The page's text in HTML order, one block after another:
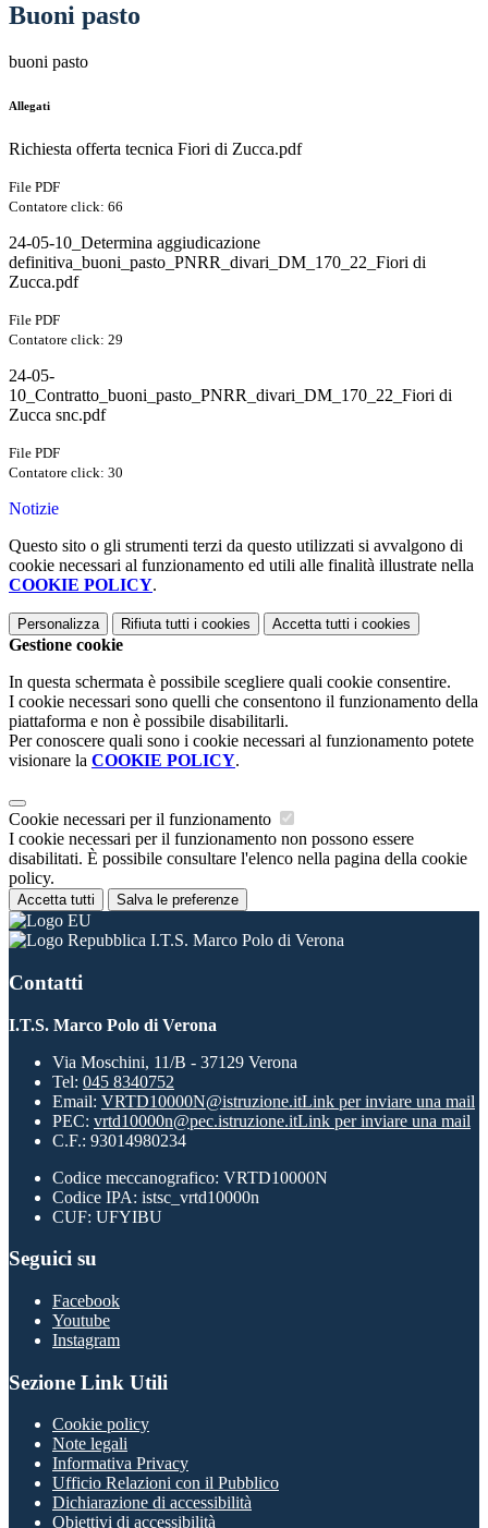
Buoni pasto
buoni pasto
Allegati
Richiesta offerta tecnica Fiori di Zucca.pdf
File PDF
Contatore click: 66
24-05-10_Determina aggiudicazione
definitiva_buoni_pasto_PNRR_divari_DM_170_22_Fiori di
Zucca.pdf
File PDF
Contatore click: 29
24-05-
10_Contratto_buoni_pasto_PNRR_divari_DM_170_22_Fiori di
Zucca snc.pdf
File PDF
Contatore click: 30
Notizie
Questo sito o gli strumenti terzi da questo utilizzati si avvalgono di
cookie necessari al funzionamento ed utili alle finalità illustrate nella
COOKIE POLICY.
Personalizza Rifiuta tutti i cookies Accetta tutti i cookies
Gestione cookie
In questa schermata è possibile scegliere quali cookie consentire.
I cookie necessari sono quelli che consentono il funzionamento della
piattaforma e non è possibile disabilitarli.
Per conoscere quali sono i cookie necessari al funzionamento potete
visionare la COOKIE POLICY.
Cookie necessari per il funzionamento
I cookie necessari per il funzionamento non possono essere
disabilitati. È possibile consultare l'elenco nella pagina della cookie
policy.
Accetta tutti Salva le preferenze
I.T.S. Marco Polo di Verona
Contatti
I.T.S. Marco Polo di Verona
Via Moschini, 11/B - 37129 Verona
Tel: 045 8340752
Email: VRTD10000N@istruzione.itLink per inviare una mail
PEC: vrtd10000n@pec.istruzione.itLink per inviare una mail
C.F.: 93014980234
Codice meccanografico: VRTD10000N
Codice IPA: istsc_vrtd10000n
CUF: UFYIBU
Seguici su
Facebook
Youtube
Instagram
Sezione Link Utili
Cookie policy
Note legali
Informativa Privacy
Ufficio Relazioni con il Pubblico
Dichiarazione di accessibilità
Obiettivi di accessibilità